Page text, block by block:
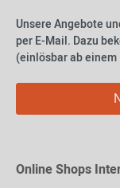
Unsere Angebote
per E-Mail. Dazu
(einlösbar ab
Online Shops